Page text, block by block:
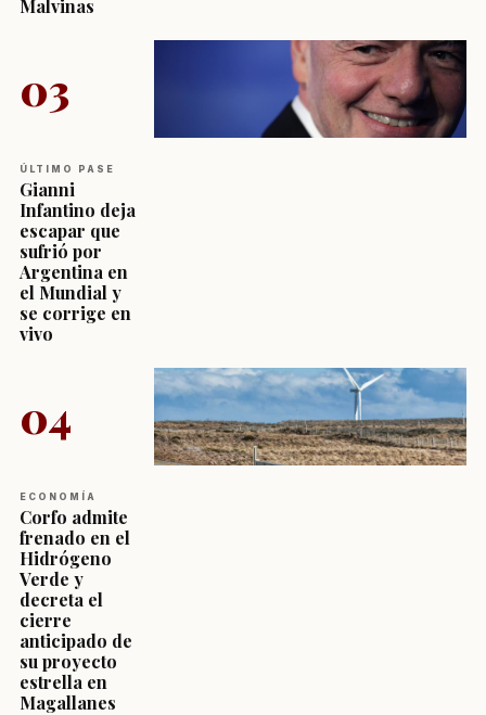
Malvinas
03
ÚLTIMO PASE
Gianni
Infantino deja
escapar que
sufrió por
Argentina en
el Mundial y
se corrige en
vivo
04
ECONOMÍA
Corfo admite
frenado en el
Hidrógeno
Verde y
decreta el
cierre
anticipado de
su proyecto
estrella en
Magallanes